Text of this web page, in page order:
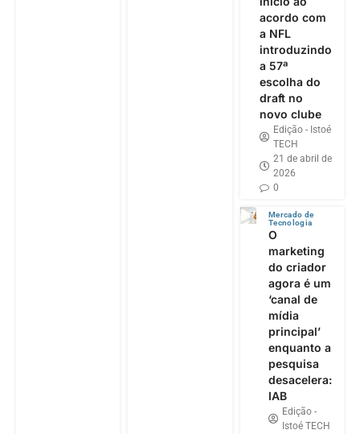
acordo com
a NFL
introduzindo
a 57ª
escolha do
draft no
novo clube
Edição - Istoé
TECH
21 de abril de
2026
0
Mercado de
Tecnologia
O
marketing
do criador
agora é um
‘canal de
mídia
principal’
enquanto a
pesquisa
desacelera:
IAB
Edição -
Istoé TECH